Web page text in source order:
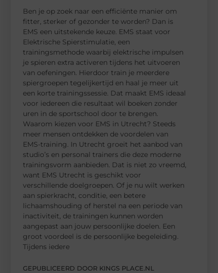
Ben je op zoek naar een efficiënte manier om
fitter, sterker of gezonder te worden? Dan is
EMS een uitstekende keuze. EMS staat voor
Elektrische Spierstimulatie, een
trainingsmethode waarbij elektrische impulsen
je spieren extra activeren tijdens het uitvoeren
van oefeningen. Hierdoor train je meerdere
spiergroepen tegelijkertijd en haal je meer uit
een korte trainingssessie. Dat maakt EMS ideaal
voor iedereen die resultaat wil boeken zonder
uren in de sportschool door te brengen.
Waarom kiezen voor EMS in Utrecht? Steeds
meer mensen ontdekken de voordelen van
EMS-training. In Utrecht groeit het aanbod van
studio’s en personal trainers die deze moderne
trainingsvorm aanbieden. Dat is niet zo vreemd,
want EMS Utrecht is geschikt voor
verschillende doelgroepen. Of je nu wilt werken
aan spierkracht, conditie, een betere
lichaamshouding of herstel na een periode van
inactiviteit, de trainingen kunnen worden
aangepast aan jouw persoonlijke doelen. Een
groot voordeel is de persoonlijke begeleiding.
Tijdens iedere
GEPUBLICEERD DOOR KINGS PLACE.NL